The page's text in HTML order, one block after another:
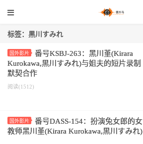
标签：黒川すみれ
国外影片
番号KSBJ-263：黑川堇(Kirara
Kurokawa,黒川すみれ)与姐夫的短片录制
默契合作
阅读(1512)
国外影片
番号DASS-154：扮演兔女郎的女
教师黑川堇(Kirara Kurokawa,黒川すみれ)